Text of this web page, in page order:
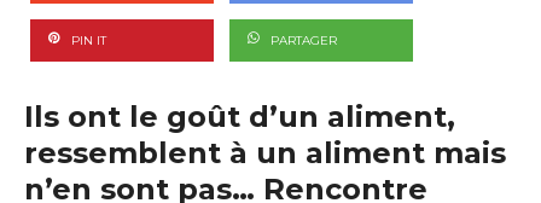
PIN IT PARTAGER
Ils ont le goût d’un aliment,
ressemblent à un aliment mais
n’en sont pas… Rencontre